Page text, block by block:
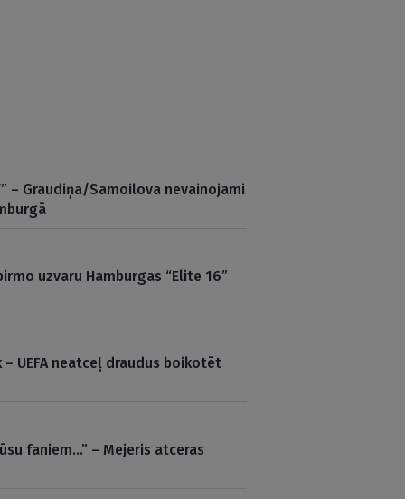
– Graudiņa/Samoilova nevainojami
uzvaru Hamburgas “Elite 16”
UEFA neatceļ draudus boikotēt
faniem…” – Mejeris atceras